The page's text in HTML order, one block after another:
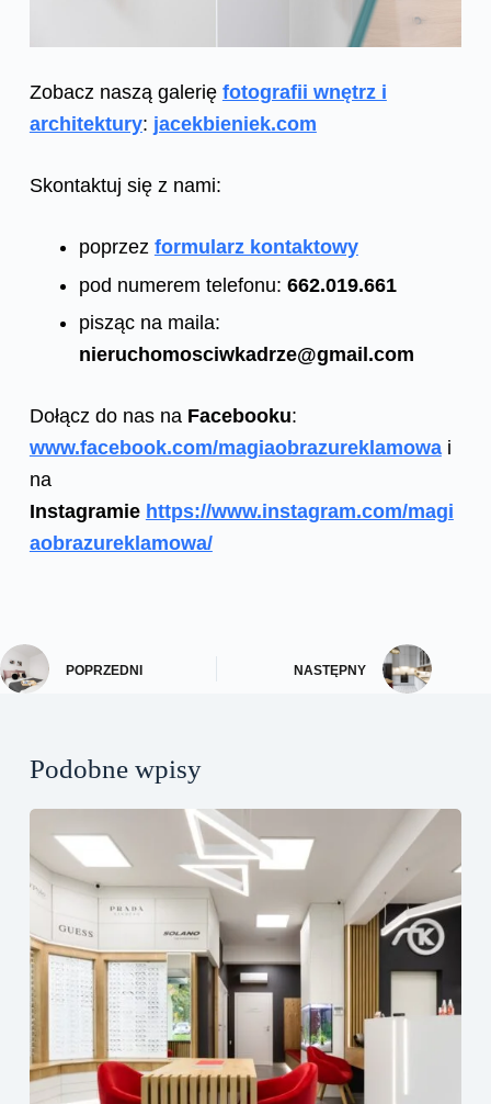
Zobacz naszą galerię fotografii wnętrz i
architektury: jacekbieniek.com
Skontaktuj się z nami:
poprzez formularz kontaktowy
pod numerem telefonu: 662.019.661
pisząc na maila:
nieruchomosciwkadrze@gmail.com
Dołącz do nas na Facebooku:
www.facebook.com/magiaobrazureklamowai
na
Instagramie https://www.instagram.com/magi
aobrazureklamowa/
POPRZEDNI NASTĘPNY
Podobne wpisy